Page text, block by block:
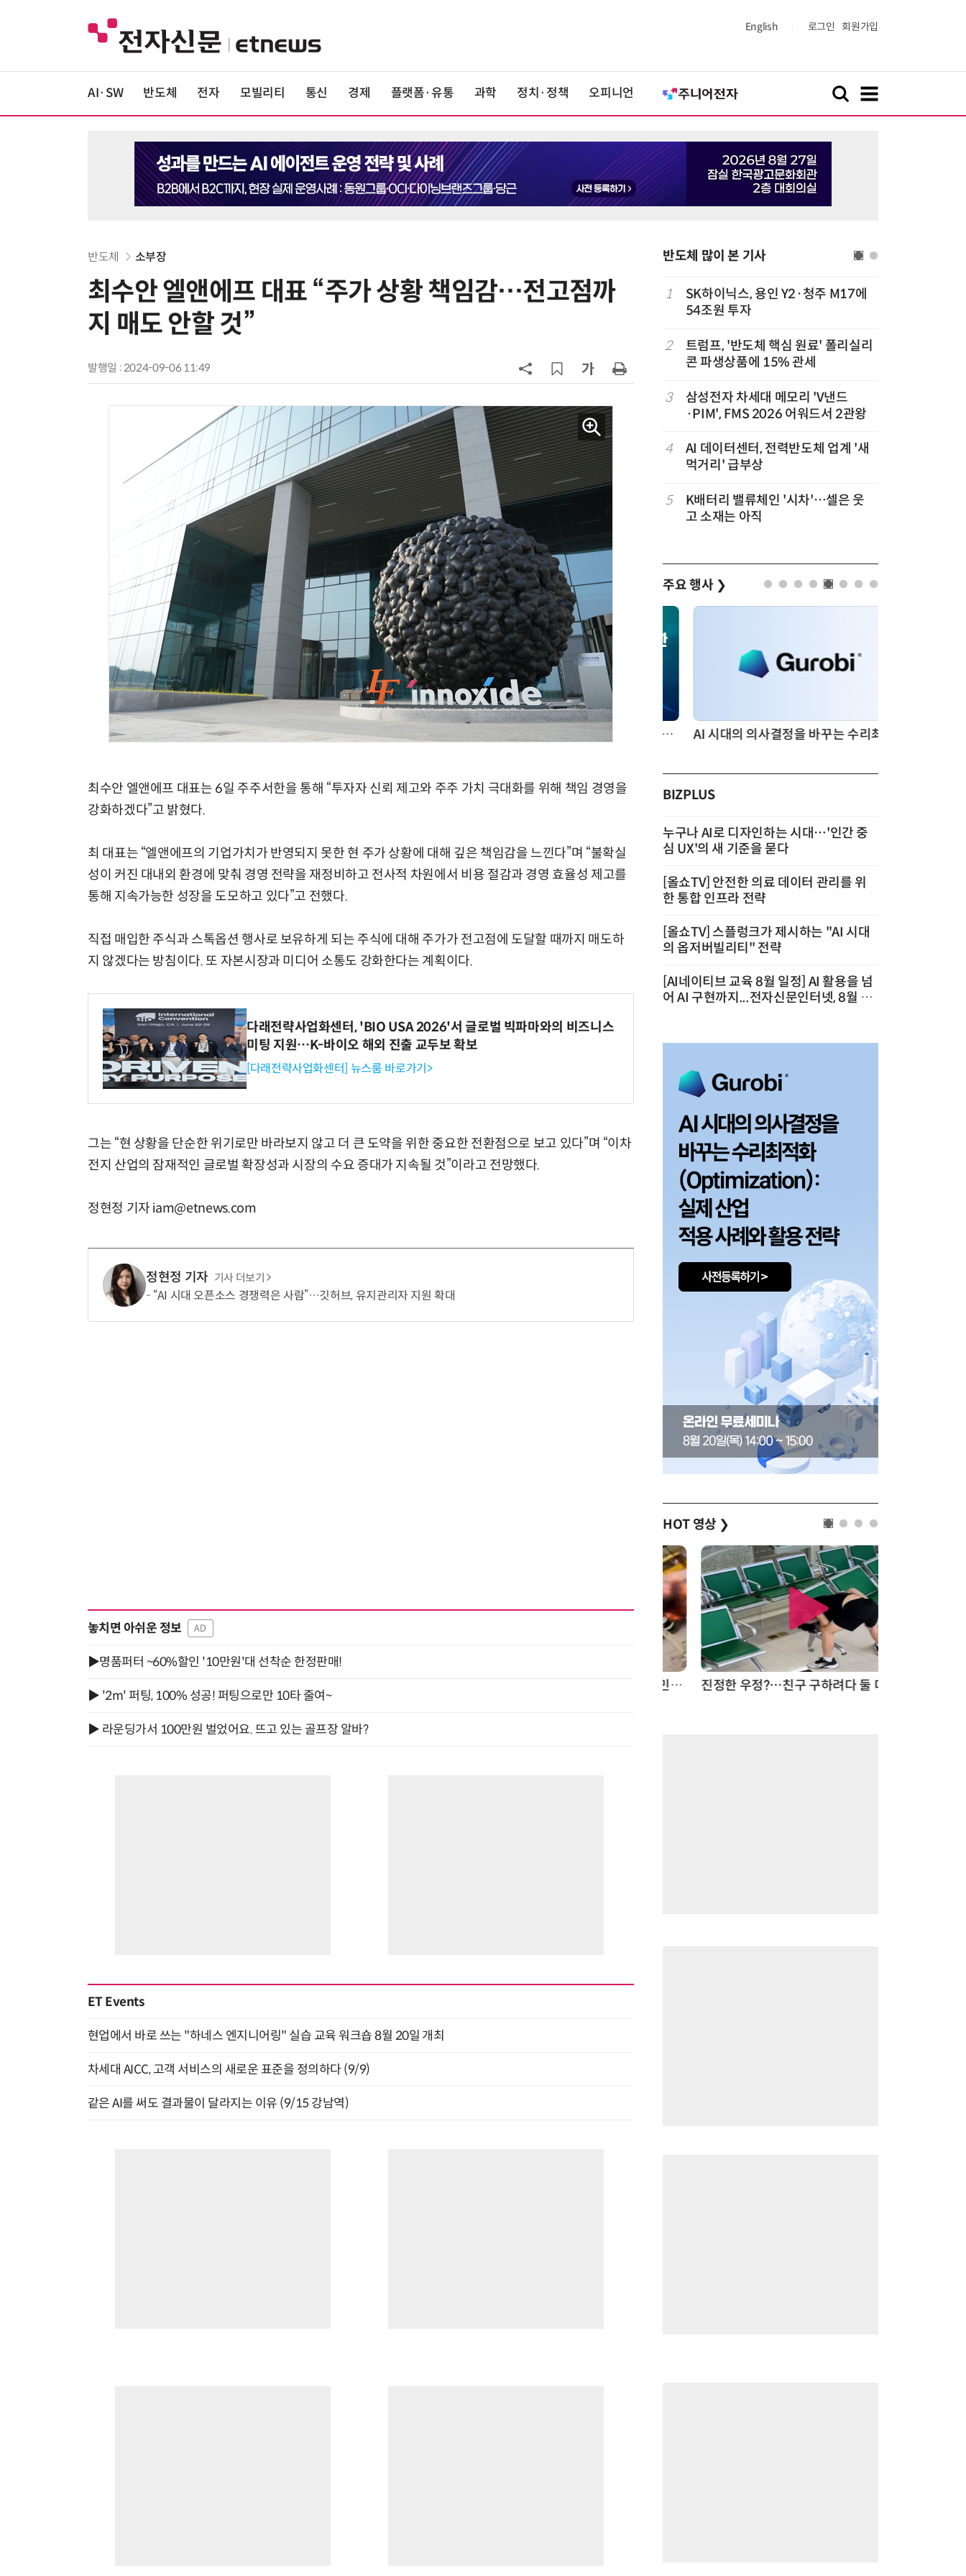
English 로그인 회원가입
AI·SW 반도체 전자 모빌리티 통신 경제 플랫폼·유통 과학 정치·정책 오피니언
반도체 소부장
최수안 엘앤에프 대표 “주가 상황 책임감…전고점까
지 매도 안할 것”
발행일 : 2024-09-06 11:49
최수안 엘앤에프 대표는 6일 주주서한을 통해 “투자자 신뢰 제고와 주주 가치 극대화를 위해 책임 경영을
강화하겠다”고 밝혔다.
최 대표는 “엘앤에프의 기업가치가 반영되지 못한 현 주가 상황에 대해 깊은 책임감을 느낀다”며 “불확실
성이 커진 대내외 환경에 맞춰 경영 전략을 재정비하고 전사적 차원에서 비용 절감과 경영 효율성 제고를
통해 지속가능한 성장을 도모하고 있다”고 전했다.
직접 매입한 주식과 스톡옵션 행사로 보유하게 되는 주식에 대해 주가가 전고점에 도달할 때까지 매도하
지 않겠다는 방침이다. 또 자본시장과 미디어 소통도 강화한다는 계획이다.
다래전략사업화센터, 'BIO USA 2026'서 글로벌 빅파마와의 비즈니스
미팅 지원…K-바이오 해외 진출 교두보 확보
[다래전략사업화센터] 뉴스룸 바로가기>
그는 “현 상황을 단순한 위기로만 바라보지 않고 더 큰 도약을 위한 중요한 전환점으로 보고 있다”며 “이차
전지 산업의 잠재적인 글로벌 확장성과 시장의 수요 증대가 지속될 것”이라고 전망했다.
정현정 기자 iam@etnews.com
정현정 기자 기사 더보기
“AI 시대 오픈소스 경쟁력은 사람”…깃허브, 유지관리자 지원 확대
놓치면 아쉬운 정보 AD
▶명품퍼터 ~60%할인 '10만원'대 선착순 한정판매!
▶ '2m' 퍼팅, 100% 성공! 퍼팅으로만 10타 줄여~
▶ 라운딩가서 100만원 벌었어요. 뜨고 있는 골프장 알바?
ET Events
현업에서 바로 쓰는 "하네스 엔지니어링" 실습 교육 워크숍 8월 20일 개최
차세대 AICC, 고객 서비스의 새로운 표준을 정의하다 (9/9)
같은 AI를 써도 결과물이 달라지는 이유 (9/15 강남역)
반도체 많이 본 기사
6
“SK하이닉스, 중국 충칭 패키징공장
반기 나란히 반등
실리콘 포토닉스 공략 개시…'신성
장 동력 확보'
9
박성준 아주대 교수, 공기 중 수분으
로 200㎛ 피부 부착 전지 개발
[테크 차이나] '안경'이 AI 시대 새 플
랫폼으로…선더버드, 메타·샤오미
와 차세대 컴퓨팅 경쟁
1
SK하이닉스, 용인 Y2·청주 M17에
54조원 투자
2
트럼프, '반도체 핵심 원료' 폴리실리
콘 파생상품에 15% 관세
3
삼성전자 차세대 메모리 'V낸드
·PIM', FMS 2026 어워드서 2관왕
4
AI 데이터센터, 전력반도체 업계 '새
먹거리' 급부상
5
K배터리 밸류체인 '시차'…셀은 웃
고 소재는 아직
주요 행사 ❯
체계화 된 데이터가 곧 AI 시대의 경쟁력이다 현업에서 바로 쓰는 "하네스 엔지니어링" 실습 교육 AI 시대의 의사결정을 바꾸는 수리최적화(Optimization): 실제 산업 적용 사례와 활용 전략
BIZPLUS
누구나 AI로 디자인하는 시대…'인간 중
심 UX'의 새 기준을 묻다
[올쇼TV] 안전한 의료 데이터 관리를 위
한 통합 인프라 전략
[올쇼TV] 스플렁크가 제시하는 "AI 시대
의 옵저버빌리티" 전략
[AI네이티브 교육 8월 일정] AI 활용을 넘
어 AI 구현까지...전자신문인터넷, 8월 실
HOT 영상 ❯
진정한 우정?…친구 구하려다 둘 다 의자 틈에 목이 낀 순간